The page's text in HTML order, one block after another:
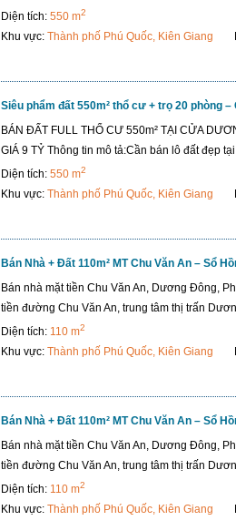
Diện tích: 550 m2
Khu vực: Thành phố Phú Quốc, Kiên Giang
Siêu phẩm đất 550m² thổ cư + trọ 20 phòng
BÁN ĐẤT FULL THỔ CƯ 550m² TẠI CỬA
GIÁ 9 TỶ Thông tin mô tả:Cần bán lô đất đẹp
Diện tích: 550 m2
Khu vực: Thành phố Phú Quốc, Kiên Giang
Bán Nhà + Đất 110m² MT Chu Văn An – Sổ
Bán nhà mặt tiền Chu Văn An, Dương Đông,
tiền đường Chu Văn An, trung tâm thị trấn
Diện tích: 110 m2
Khu vực: Thành phố Phú Quốc, Kiên Giang
Bán Nhà + Đất 110m² MT Chu Văn An – Sổ
Bán nhà mặt tiền Chu Văn An, Dương Đông,
tiền đường Chu Văn An, trung tâm thị trấn
Diện tích: 110 m2
Khu vực: Thành phố Phú Quốc, Kiên Giang